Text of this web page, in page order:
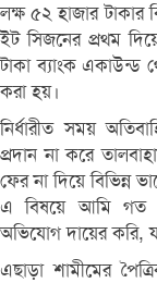
লক্ষ ৫২ হাজার টাকার
ইট সিজনের প্রথম
টাকা ব্যাংক একাউন্ড
করা হয়।
নির্ধারীত সময়
প্রদান না করে
ফের না দিয়ে বিভিন্ন
এ বিষয়ে আমি গত
অভিযোগ দায়ের করি,
এছাড়া শামীমের